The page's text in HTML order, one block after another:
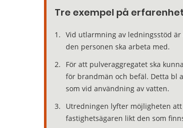
Tre exempel på
Vid utlarmning av ledningsstöd
den personen ska arbeta med.
För att pulveraggregatet ska
för brandmän och befäl. Detta bl
som vid användning av vatten.
Utredningen lyfter möjligheten
fastighetsägaren likt den som